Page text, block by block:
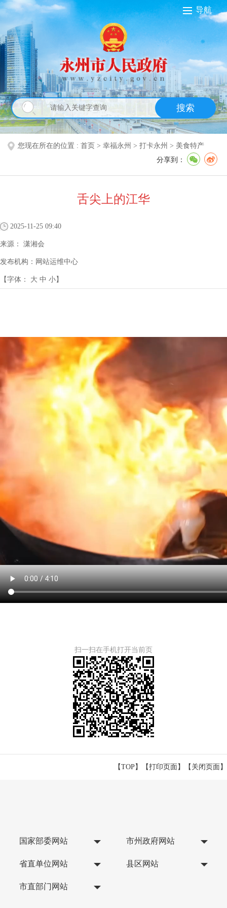
导航
搜索
您现在所在的位置 : 首页 > 幸福永州 > 打卡永州 > 美食特产
分享到：
舌尖上的江华
2025-11-25 09:40
来源： 潇湘会
发布机构： 网站运维中心
【字体： 大 中 小】
扫一扫在手机打开当前页
【TOP】 【打印页面】【 关闭页面】
国家部委网站 市州政府网站
省直单位网站 县区网站
市直部门网站